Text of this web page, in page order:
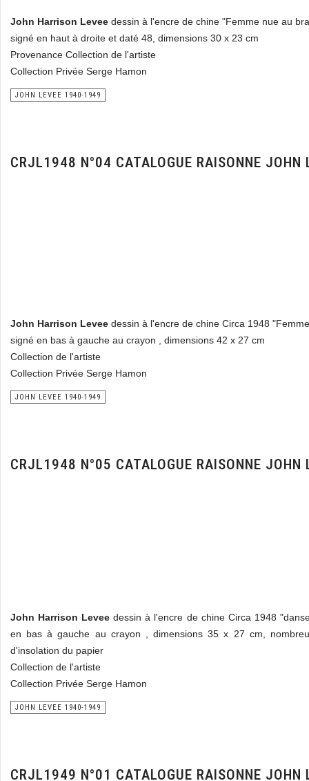
John Harrison Levee dessin à l'encre de chine "Femme nue au
signé en haut à droite et daté 48, dimensions 30 x 23 cm
Provenance Collection de l'artiste
Collection Privée Serge Hamon
JOHN LEVEE 1940-1949
CRJL1948 N°04 CATALOGUE RAISONNE JOHN
John Harrison Levee dessin à l'encre de chine Circa 1948
signé en bas à gauche au crayon , dimensions 42 x 27 cm
Collection de l'artiste
Collection Privée Serge Hamon
JOHN LEVEE 1940-1949
CRJL1948 N°05 CATALOGUE RAISONNE JOHN
John Harrison Levee dessin à l'encre de chine Circa 1948
en bas à gauche au crayon , dimensions 35 x 27 cm,
d'insolation du papier
Collection de l'artiste
Collection Privée Serge Hamon
JOHN LEVEE 1940-1949
CRJL1949 N°01 CATALOGUE RAISONNE JOHN